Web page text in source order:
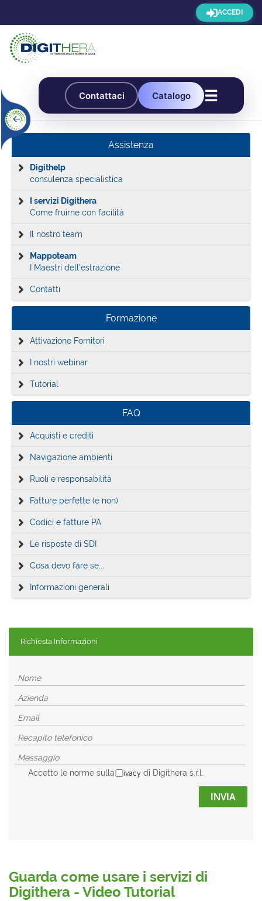
ACCEDI
Contattaci Catalogo ☰
Assistenza
Digithelp
consulenza specialistica
I servizi Digithera
Come fruirne con facilità
Il nostro team
Mappoteam
I Maestri dell'estrazione
Contatti
Formazione
Attivazione Fornitori
I nostri webinar
Tutorial
FAQ
Acquisti e crediti
Navigazione ambienti
Ruoli e responsabilità
Fatture perfette (e non)
Codici e fatture PA
Le risposte di SDI
Cosa devo fare se...
Informazioni generali
Richiesta Informazioni
Accetto le norme sulla privacy di Digithera s.r.l.
INVIA
Guarda come usare i servizi di
Digithera - Video Tutorial